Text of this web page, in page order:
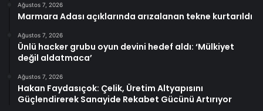
Ağustos 7, 2026
Marmara Adası açıklarında arızalanan tekne kurtarıldı
Ağustos 7, 2026
Ünlü hacker grubu oyun devini hedef aldı: ‘Mülkiyet
değil aldatmaca’
Ağustos 7, 2026
Hakan Faydasıçok: Çelik, Üretim Altyapısını
Güçlendirerek Sanayide Rekabet Gücünü Artırıyor